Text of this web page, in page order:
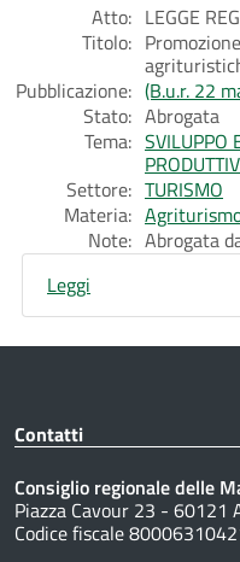
Atto: LEGGE
Titolo:
Pubblicazione: (B.u.r. 22
Stato: Abrogata
Tema: SVILUPPO
Settore: TURISMO
Materia:
Note: Abrogata
Leggi
Contatti
Consiglio regionale delle
Piazza Cavour 23 - 60121
Codice fiscale